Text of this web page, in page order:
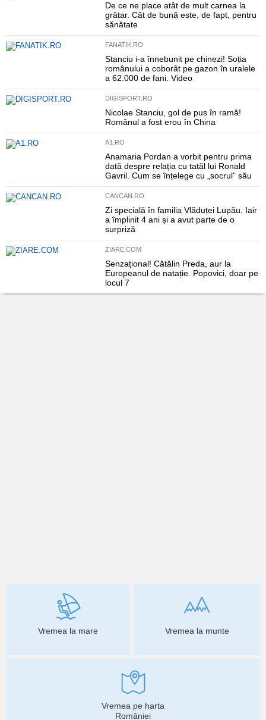
De ce ne place atât de mult carnea la
grătar. Cât de bună este, de fapt, pentru
sănătate
FANATIK.RO
Stanciu i-a înnebunit pe chinezi! Soția
românului a coborât pe gazon în uralele
a 62.000 de fani. Video
DIGISPORT.RO
Nicolae Stanciu, gol de pus în ramă!
Românul a fost erou în China
A1.RO
Anamaria Pordan a vorbit pentru prima
dată despre relația cu tatăl lui Ronald
Gavril. Cum se înțelege cu „socrul” său
CANCAN.RO
Zi specială în familia Vlăduței Lupău. Iair
a împlinit 4 ani și a avut parte de o
surpriză
ZIARE.COM
Senzațional! Cătălin Preda, aur la
Europeanul de natație. Popovici, doar pe
locul 7
Vremea la mare Vremea la munte
Vremea pe harta
României